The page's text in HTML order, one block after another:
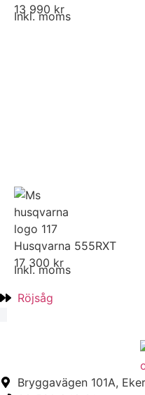
13 990 kr
Inkl. moms
Husqvarna 555RXT
17 300 kr
Inkl. moms
Röjsåg
Bryggavägen 101A,